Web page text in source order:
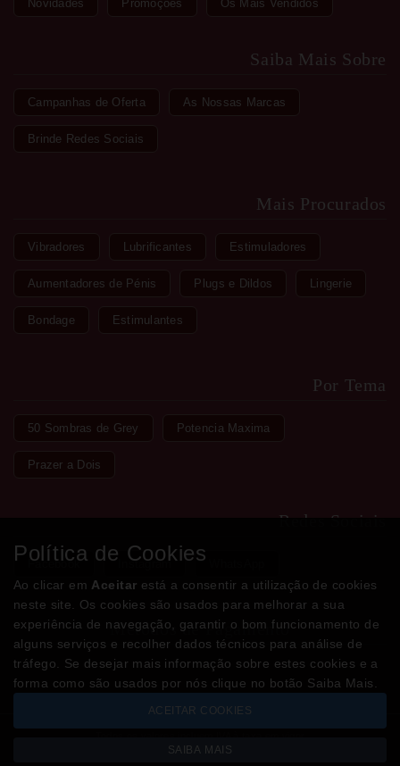
Novidades Promoções Os Mais Vendidos
Saiba Mais Sobre
Campanhas de Oferta As Nossas Marcas
Brinde Redes Sociais
Mais Procurados
Vibradores Lubrificantes Estimuladores
Aumentadores de Pénis Plugs e Dildos Lingerie
Bondage Estimulantes
Por Tema
50 Sombras de Grey Potencia Maxima
Prazer a Dois
Redes Sociais
Facebook Instagram
Métodos de Pagamento
Copyright © LOJADODESEJO.pt 2026
Política de Cookies
Ao clicar em Aceitar está a consentir a utilização de cookies
neste site. Os cookies são usados para melhorar a sua
experiência de navegação, garantir o bom funcionamento de
alguns serviços e recolher dados técnicos para análise de
tráfego. Se desejar mais informação sobre estes cookies e a
forma como são usados por nós clique no botão Saiba Mais.
ACEITAR COOKIES
SAIBA MAIS